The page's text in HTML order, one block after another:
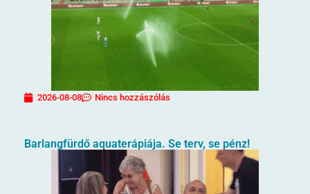
2026-08-08 Nincs hozzászólás
Barlangfürdő aquaterápiája. Se terv, se pénz!